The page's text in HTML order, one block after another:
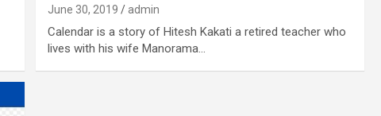
June 30, 2019 admin
Calendar is a story of Hitesh Kakati a retired teacher who
lives with his wife Manorama…